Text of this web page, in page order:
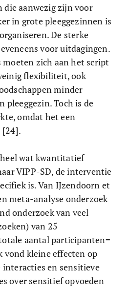
die aanwezig zijn voor
in grote pleeggezinnen is
De sterke
voor uitdagingen.
zich aan het script
flexibiliteit, ook
minder
pleeggezin. Toch is de
omdat het een
[24].
wat kwantitatief
VIPP-SD, de interventie
is. Van IJzendoorn et
meta-analyse onderzoek
onderzoek van veel
van 25
aantal participanten=
vond kleine effecten op
en sensitieve
over sensitief opvoeden